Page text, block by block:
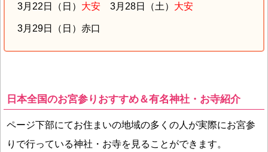
3月22日（日） 大安 3月28日（土） 大安
3月29日（日）赤口
日本全国のお宮参りおすすめ＆有名神社・お寺紹介
ページ下部にてお住まいの地域の多くの人が実際にお宮参
りで行っている神社・お寺を見ることができます。